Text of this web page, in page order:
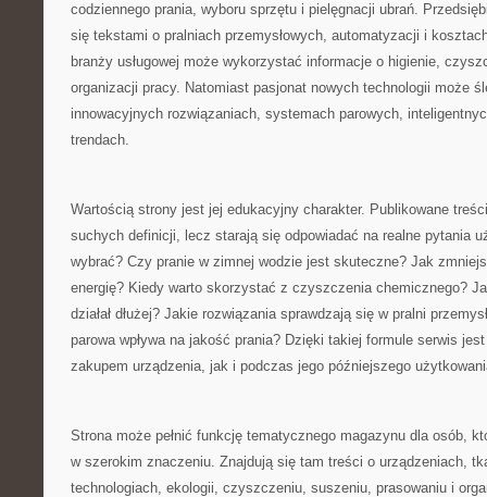
codziennego prania, wyboru sprzętu i pielęgnacji ubrań.
się tekstami o pralniach przemysłowych, automatyzacji i
branży usługowej może wykorzystać informacje o higienie,
organizacji pracy. Natomiast pasjonat nowych technologii może
innowacyjnych rozwiązaniach, systemach parowych,
trendach.
Wartością strony jest jej edukacyjny charakter. Publikowane
suchych definicji, lecz starają się odpowiadać na realne pytania
wybrać? Czy pranie w zimnej wodzie jest skuteczne? Jak
energię? Kiedy warto skorzystać z czyszczenia chemicznego?
działał dłużej? Jakie rozwiązania sprawdzają się w pralni
parowa wpływa na jakość prania? Dzięki takiej formule serwis
zakupem urządzenia, jak i podczas jego późniejszego
Strona może pełnić funkcję tematycznego magazynu dla osób,
w szerokim znaczeniu. Znajdują się tam treści o urządzeniach,
technologiach, ekologii, czyszczeniu, suszeniu, prasowaniu i